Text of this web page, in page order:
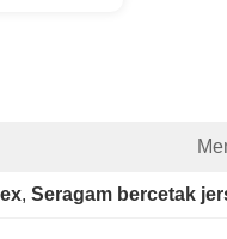
, Seragam bercetak